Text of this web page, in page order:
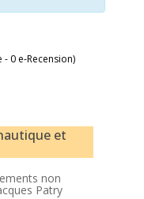
0 e-Recension)
et
non
Patry